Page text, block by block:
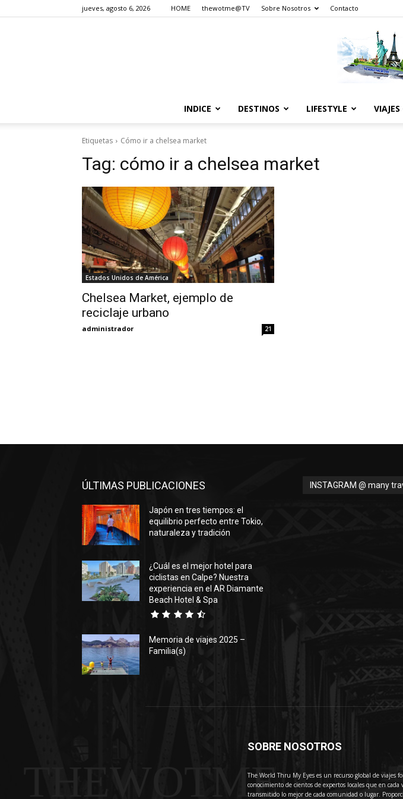
jueves, agosto 6, 2026 HOME thewotme@TV Sobre Nosotros Contacto
INDICE DESTINOS LIFESTYLE
Etiquetas Cómo ir a chelsea market
Tag: cómo ir a chelsea market
Estados Unidos de América
Chelsea Market, ejemplo de
reciclaje urbano
administrador 21
ÚLTIMAS PUBLICACIONES
Japón en tres tiempos: el
equilibrio perfecto entre Tokio,
naturaleza y tradición
¿Cuál es el mejor hotel para
ciclistas en Calpe? Nuestra
experiencia en el AR Diamante
Beach Hotel & Spa
Memoria de viajes 2025 –
Familia(s)
INSTAGRAM @ many
THEWOTME
SOBRE NOSOTROS
The World Thru My Eyes es un recurso global de viajes
conocimiento de cientos de expertos locales que en
transmitido lo mejor de cada comunidad o lugar.